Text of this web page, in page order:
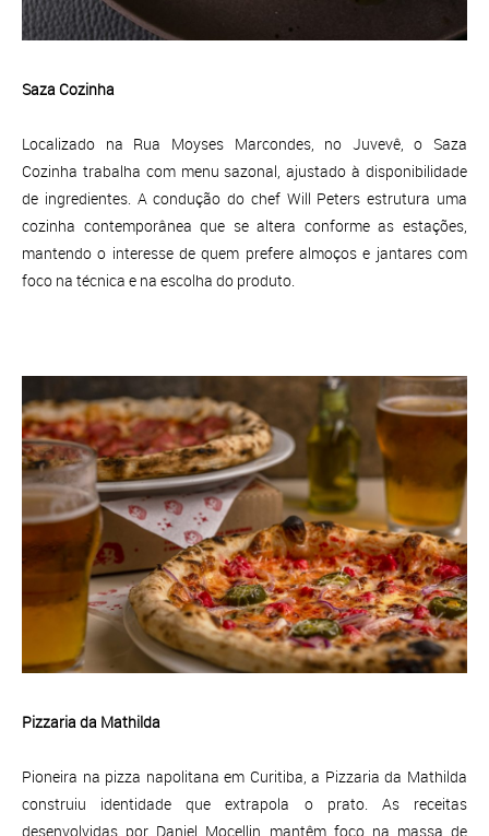
Saza Cozinha
Localizado na Rua Moyses Marcondes, no Juvevê, o Saza
Cozinha trabalha com menu sazonal, ajustado à disponibilidade
de ingredientes. A condução do chef Will Peters estrutura uma
cozinha contemporânea que se altera conforme as estações,
mantendo o interesse de quem prefere almoços e jantares com
foco na técnica e na escolha do produto.
Pizzaria da Mathilda
Pioneira na pizza napolitana em Curitiba, a Pizzaria da Mathilda
construiu identidade que extrapola o prato. As receitas
desenvolvidas por Daniel Mocellin mantêm foco na massa de